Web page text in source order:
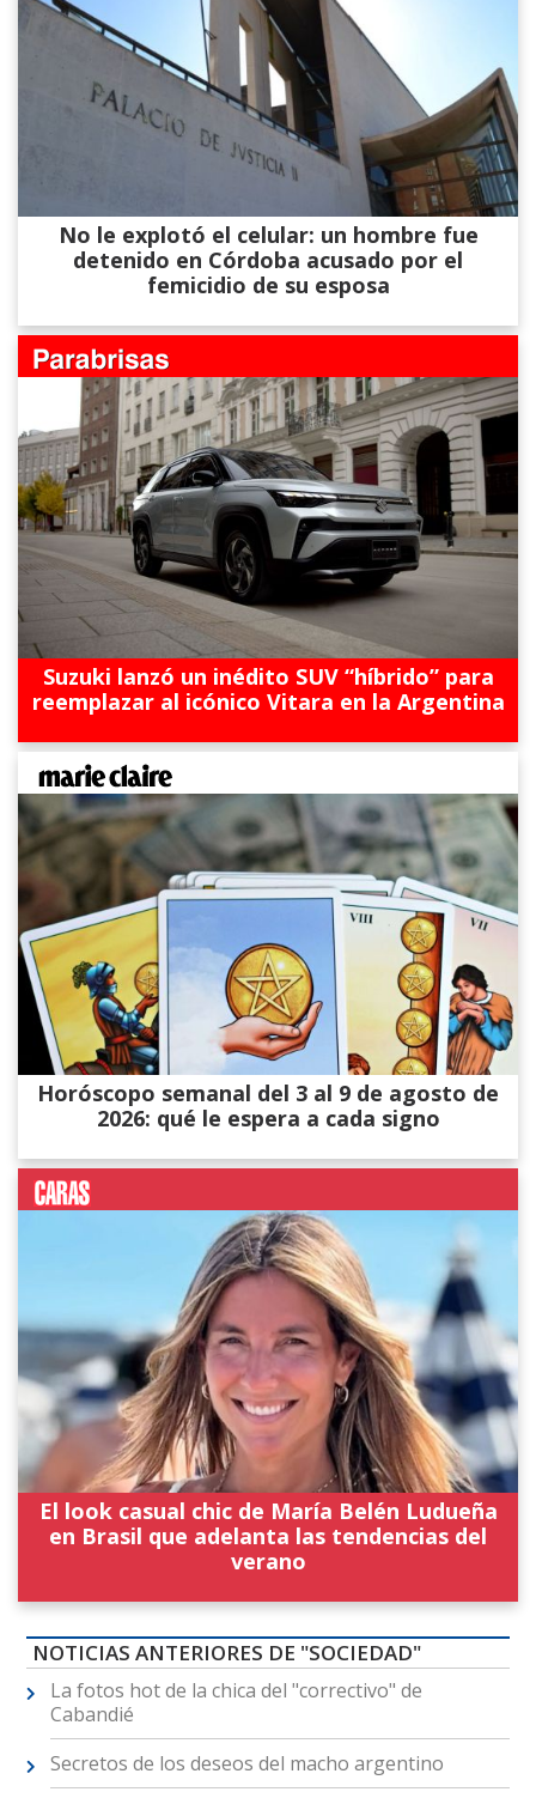
No le explotó el celular: un hombre fue
detenido en Córdoba acusado por el
femicidio de su esposa
Suzuki lanzó un inédito SUV “híbrido” para
reemplazar al icónico Vitara en la Argentina
Horóscopo semanal del 3 al 9 de agosto de
2026: qué le espera a cada signo
El look casual chic de María Belén Ludueña
en Brasil que adelanta las tendencias del
verano
NOTICIAS ANTERIORES DE "SOCIEDAD"
La fotos hot de la chica del "correctivo" de
Cabandié
Secretos de los deseos del macho argentino